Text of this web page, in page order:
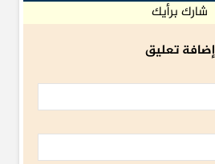
شارك برأيك
إضافة تعليق